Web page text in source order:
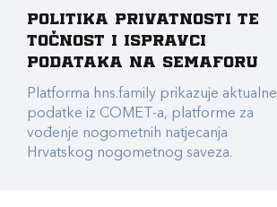
Politika privatnosti te
točnost i ispravci
podataka na Semaforu
Platforma hns.family prikazuje aktualne
podatke iz COMET-a, platforme za
vođenje nogometnih natjecanja
Hrvatskog nogometnog saveza.